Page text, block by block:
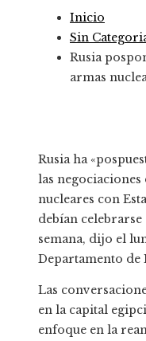
Inicio
Sin
Rusia
armas
Rusia ha
las
nucleares con
debían celebrarse
semana, dijo el
Departamento de
Las
en la capital
enfoque en la